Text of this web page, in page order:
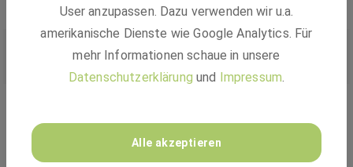
Deine Einstiegsmöglichkeiten
User anzupassen. Dazu verwenden wir u.a.
amerikanische Dienste wie Google Analytics. Für
mehr Informationen schaue in unsere
Datenschutzerklärung und Impressum.
Alle akzeptieren